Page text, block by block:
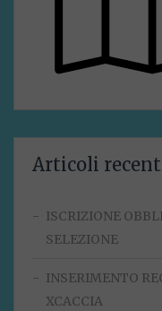
Articoli
ISCRIZIONE
SELEZIONE
INSERIMENTO
XCACCIA